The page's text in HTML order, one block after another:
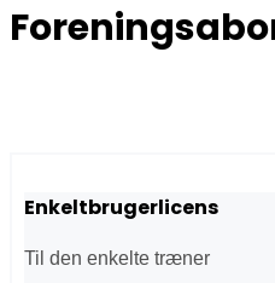
Enkeltbrugerlicens
Til den enkelte træner